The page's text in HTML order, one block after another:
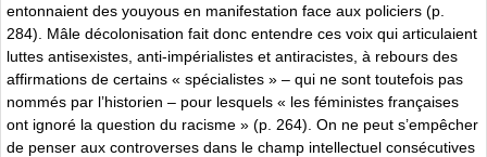
entonnaient des youyous en manifestation face aux policiers (p.
284). Mâle décolonisation fait donc entendre ces voix qui articulaient
luttes antisexistes, anti-impérialistes et antiracistes, à rebours des
affirmations de certains « spécialistes » – qui ne sont toutefois pas
nommés par l’historien – pour lesquels « les féministes françaises
ont ignoré la question du racisme » (p. 264). On ne peut s’empêcher
de penser aux controverses dans le champ intellectuel consécutives